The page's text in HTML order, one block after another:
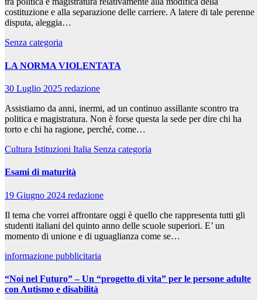
costituzione e alla separazione delle carriere. A latere di tale perenne
disputa, aleggia…
Senza categoria
LA NORMA VIOLENTATA
30 Luglio 2025 redazione
Assistiamo da anni, inermi, ad un continuo assillante scontro tra
politica e magistratura. Non è forse questa la sede per dire chi ha
torto e chi ha ragione, perché, come…
Cultura Istituzioni Italia Senza categoria
Esami di maturità
19 Giugno 2024 redazione
Il tema che vorrei affrontare oggi è quello che rappresenta tutti gli
studenti italiani del quinto anno delle scuole superiori. E’ un
momento di unione e di uguaglianza come se…
informazione pubblicitaria
“Noi nel Futuro” – Un “progetto di vita” per le persone adulte
con Autismo e disabilità